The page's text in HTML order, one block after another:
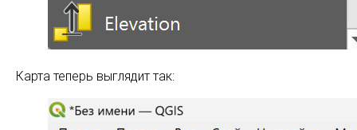
Карта теперь выглядит так: